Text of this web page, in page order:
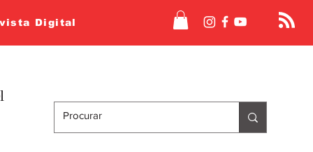
Digital